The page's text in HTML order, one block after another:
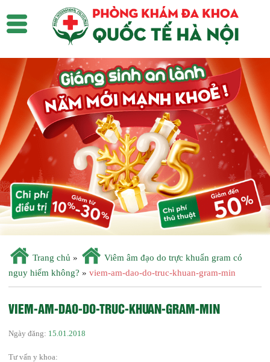
Trang chủ »
Viêm âm đạo do trực khuẩn gram có
nguy hiểm không? » viem-am-dao-do-truc-khuan-gram-min
VIEM-AM-DAO-DO-TRUC-KHUAN-GRAM-MIN
Ngày đăng: 15.01.2018
Tư vấn y khoa: